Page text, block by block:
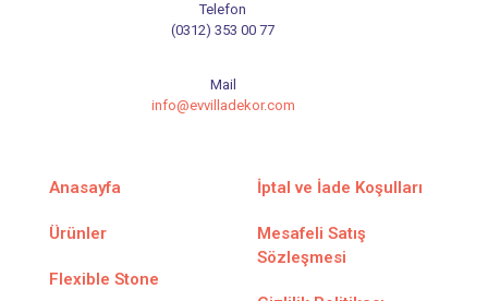
Telefon
(0312) 353 00 77
Mail
info@evvilladekor.com
Anasayfa
Ürünler
Flexible Stone
İptal ve İade Koşulları
Mesafeli Satış
Sözleşmesi